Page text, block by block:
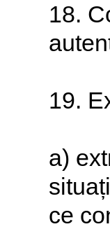
18.
19.
a)
ce